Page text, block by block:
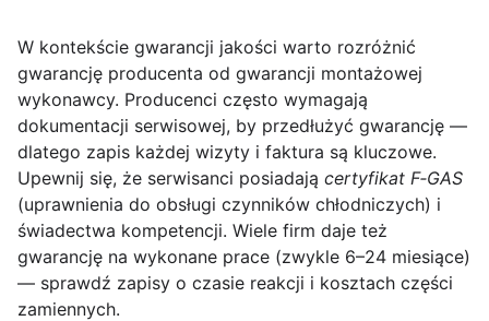
W kontekście gwarancji jakości warto rozróżnić
gwarancję producenta od gwarancji montażowej
wykonawcy. Producenci często wymagają
dokumentacji serwisowej, by przedłużyć gwarancję —
dlatego zapis każdej wizyty i faktura są kluczowe.
Upewnij się, że serwisanci posiadają certyfikat F‑GAS
(uprawnienia do obsługi czynników chłodniczych) i
świadectwa kompetencji. Wiele firm daje też
gwarancję na wykonane prace (zwykle 6–24 miesiące)
— sprawdź zapisy o czasie reakcji i kosztach części
zamiennych.